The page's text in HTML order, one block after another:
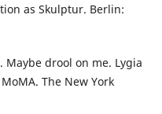
as Skulptur. Berlin:
Maybe drool on me. Lygia
The New York